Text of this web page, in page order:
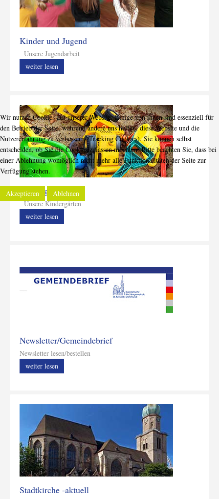
Kinder und Jugend
Unsere Jugendarbeit
weiter lesen
Kindergärten
Unsere Kindergärten
weiter lesen
Newsletter/Gemeindebrief
Newsletter lesen/bestellen
weiter lesen
Stadtkirche -aktuell
Wir nutzen Cookies auf unserer Website. Einige von ihnen sind essenziell für
den Betrieb der Seite, während andere uns helfen, diese Website und die
Nutzererfahrung zu verbessern (Tracking Cookies). Sie können selbst
entscheiden, ob Sie die Cookies zulassen möchten. Bitte beachten Sie, dass bei
einer Ablehnung womöglich nicht mehr alle Funktionalitäten der Seite zur
Verfügung stehen.
Akzeptieren Ablehnen